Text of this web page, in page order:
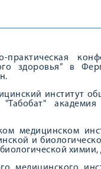
здоровья” в
институт
"Табобат"
медицинском
и
химии,